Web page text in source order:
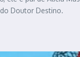
Doutor Destino.